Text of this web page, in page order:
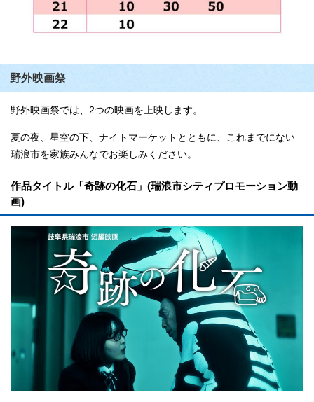
野外映画祭
野外映画祭では、2つの映画を上映します。
夏の夜、星空の下、ナイトマーケットとともに、これまでにない
瑞浪市を家族みんなでお楽しみください。
作品タイトル「奇跡の化石」(瑞浪市シティプロモーション動
画)